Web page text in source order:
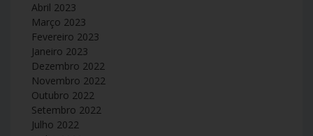
Abril 2023
Março 2023
Fevereiro 2023
Janeiro 2023
Dezembro 2022
Novembro 2022
Outubro 2022
Setembro 2022
Julho 2022